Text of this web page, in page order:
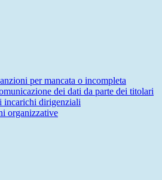
per mancata o incompleta
dei dati da parte dei titolari
incarichi dirigenziali
organizzative